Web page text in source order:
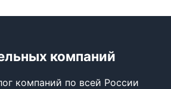
компаний
компаний по всей России